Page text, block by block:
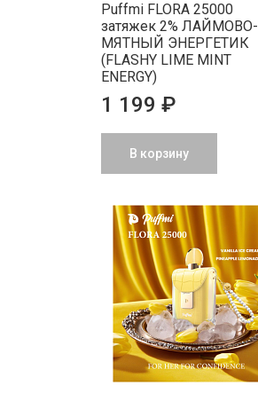
Puffmi FLORA 25000
затяжек 2% ЛАЙМОВО-
МЯТНЫЙ ЭНЕРГЕТИК
(FLASHY LIME MINT
ENERGY)
1 199 ₽
В корзину